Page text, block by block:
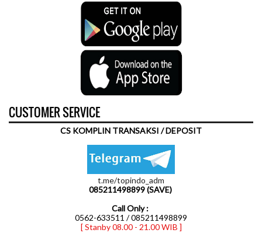
CUSTOMER SERVICE
CS KOMPLIN TRANSAKSI / DEPOSIT
t.me/topindo_adm
085211498899 (SAVE)
Call Only :
0562-633511 / 085211498899
[ Stanby 08.00 - 21.00 WIB ]